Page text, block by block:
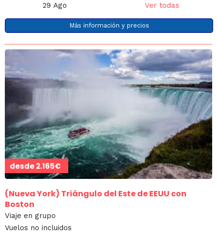
29 Ago
Ver todas
Más información y precios
desde2.165€
(Nueva York) Triángulo del Este de EEUU con
Boston
Viaje en grupo
Vuelos no incluidos